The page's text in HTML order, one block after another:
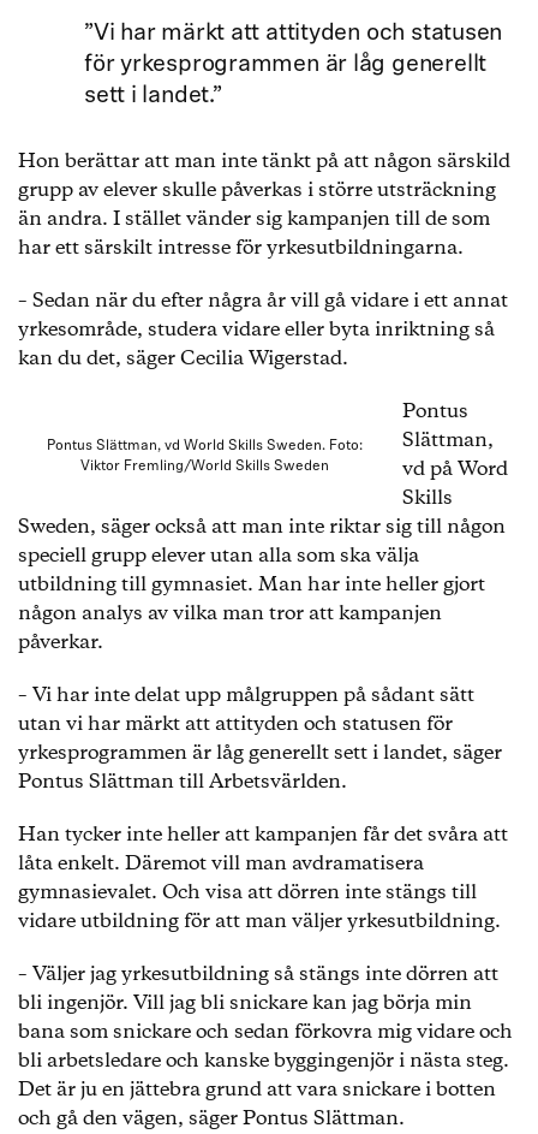
”Vi har märkt att attityden och statusen
för yrkesprogrammen är låg generellt
sett i landet.”
Hon berättar att man inte tänkt på att någon särskild
grupp av elever skulle påverkas i större utsträckning
än andra. I stället vänder sig kampanjen till de som
har ett särskilt intresse för yrkesutbildningarna.
– Sedan när du efter några år vill gå vidare i ett annat
yrkesområde, studera vidare eller byta inriktning så
kan du det, säger Cecilia Wigerstad.
Pontus Slättman, vd World Skills Sweden. Foto:
Viktor Fremling/World Skills Sweden
Pontus
Slättman,
vd på Word
Skills
Sweden, säger också att man inte riktar sig till någon
speciell grupp elever utan alla som ska välja
utbildning till gymnasiet. Man har inte heller gjort
någon analys av vilka man tror att kampanjen
påverkar.
– Vi har inte delat upp målgruppen på sådant sätt
utan vi har märkt att attityden och statusen för
yrkesprogrammen är låg generellt sett i landet, säger
Pontus Slättman till Arbetsvärlden.
Han tycker inte heller att kampanjen får det svåra att
låta enkelt. Däremot vill man avdramatisera
gymnasievalet. Och visa att dörren inte stängs till
vidare utbildning för att man väljer yrkesutbildning.
– Väljer jag yrkesutbildning så stängs inte dörren att
bli ingenjör. Vill jag bli snickare kan jag börja min
bana som snickare och sedan förkovra mig vidare och
bli arbetsledare och kanske byggingenjör i nästa steg.
Det är ju en jättebra grund att vara snickare i botten
och gå den vägen, säger Pontus Slättman.